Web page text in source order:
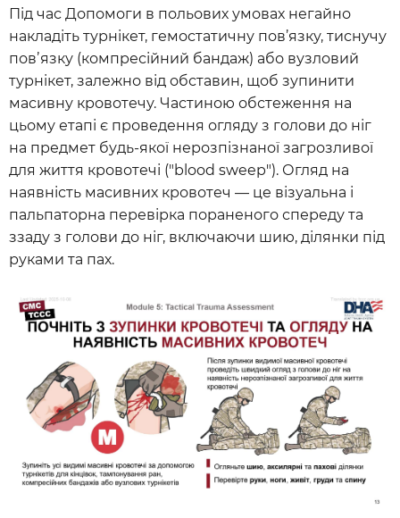
Під час Допомоги в польових умовах негайно
накладіть турнікет, гемостатичну пов’язку, тиснучу
повʼязку (компресійний бандаж) або вузловий
турнікет, залежно від обставин, щоб зупинити
масивну кровотечу. Частиною обстеження на
цьому етапі є проведення огляду з голови до ніг
на предмет будь-якої нерозпізнаної загрозливої
для життя кровотечі ("blood sweep"). Огляд на
наявність масивних кровотеч — це візуальна і
пальпаторна перевірка пораненого спереду та
ззаду з голови до ніг, включаючи шию, ділянки під
руками та пах.